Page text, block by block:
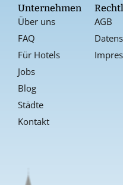
Unternehmen
Über uns
FAQ
Für Hotels
Jobs
Blog
Städte
Kontakt
AGB